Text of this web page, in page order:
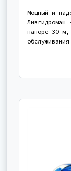
Мощный и
Ливгидромаш
напоре 30 м,